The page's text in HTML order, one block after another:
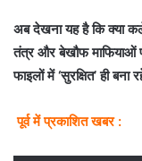
अब देखना यह है कि क्या
तंत्र और बेखौफ माफियाओं
फाइलों में ‘सुरक्षित’ ही बना
पूर्व में प्रकाशित खबर :